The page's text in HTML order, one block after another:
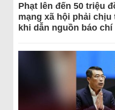
Phạt lên đến 50 triệu
mạng xã hội phải
khi dẫn nguồn báo chí